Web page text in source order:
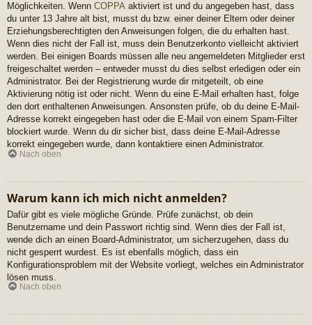
Möglichkeiten. Wenn COPPA aktiviert ist und du angegeben hast, dass
du unter 13 Jahre alt bist, musst du bzw. einer deiner Eltern oder deiner
Erziehungsberechtigten den Anweisungen folgen, die du erhalten hast.
Wenn dies nicht der Fall ist, muss dein Benutzerkonto vielleicht aktiviert
werden. Bei einigen Boards müssen alle neu angemeldeten Mitglieder erst
freigeschaltet werden – entweder musst du dies selbst erledigen oder ein
Administrator. Bei der Registrierung wurde dir mitgeteilt, ob eine
Aktivierung nötig ist oder nicht. Wenn du eine E-Mail erhalten hast, folge
den dort enthaltenen Anweisungen. Ansonsten prüfe, ob du deine E-Mail-
Adresse korrekt eingegeben hast oder die E-Mail von einem Spam-Filter
blockiert wurde. Wenn du dir sicher bist, dass deine E-Mail-Adresse
korrekt eingegeben wurde, dann kontaktiere einen Administrator.
Nach oben
Warum kann ich mich nicht anmelden?
Dafür gibt es viele mögliche Gründe. Prüfe zunächst, ob dein
Benutzername und dein Passwort richtig sind. Wenn dies der Fall ist,
wende dich an einen Board-Administrator, um sicherzugehen, dass du
nicht gesperrt wurdest. Es ist ebenfalls möglich, dass ein
Konfigurationsproblem mit der Website vorliegt, welches ein Administrator
lösen muss.
Nach oben